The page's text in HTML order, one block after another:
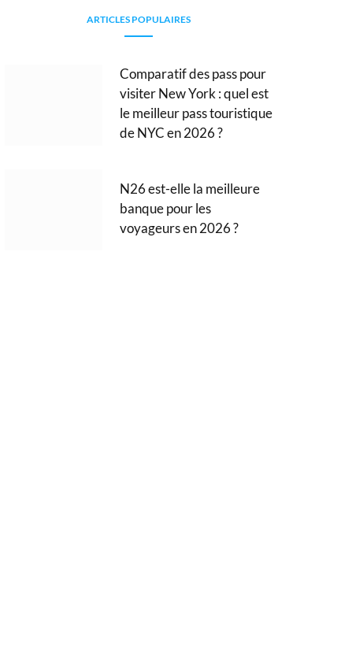
ARTICLES POPULAIRES
Comparatif des pass pour
visiter New York : quel est
le meilleur pass touristique
de NYC en 2026 ?
N26 est-elle la meilleure
banque pour les
voyageurs en 2026 ?